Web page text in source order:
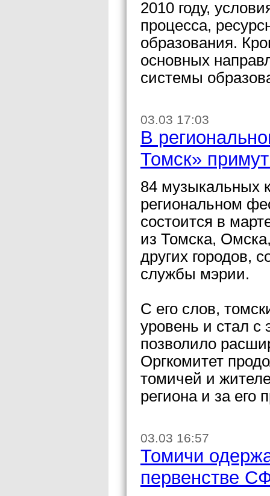
2010 году,
процесса,
образования.
основных
системы
03.03 17:03
В
Томск»
84 музыкальных
региональном
состоится в
из Томска,
других городов,
службы мэрии.
С его слов,
уровень и стал с
позволило
Оргкомитет
томичей и
региона и за его
03.03 16:57
Томичи
первенстве